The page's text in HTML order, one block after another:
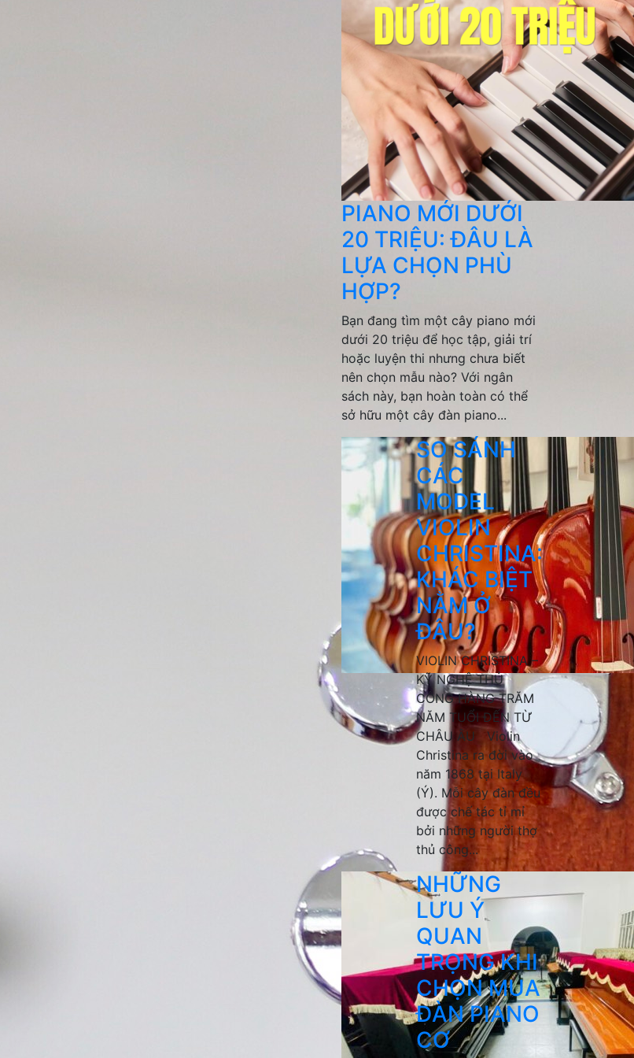
PIANO MỚI DƯỚI
20 TRIỆU: ĐÂU LÀ
LỰA CHỌN PHÙ
HỢP?
Bạn đang tìm một cây piano mới
dưới 20 triệu để học tập, giải trí
hoặc luyện thi nhưng chưa biết
nên chọn mẫu nào? Với ngân
sách này, bạn hoàn toàn có thể
sở hữu một cây đàn piano...
SO SÁNH
CÁC
MODEL
VIOLIN
CHRISTINA:
KHÁC BIỆT
NẰM Ở
ĐÂU?
VIOLIN CHRISTINA –
KỸ NGHỆ THỦ
CÔNG HÀNG TRĂM
NĂM TUỔI ĐẾN TỪ
CHÂU ÂU Violin
Christina ra đời vào
năm 1868 tại Italy
(Ý). Mỗi cây đàn đều
được chế tác tỉ mỉ
bởi những người thợ
thủ công...
NHỮNG
LƯU Ý
QUAN
TRỌNG KHI
CHỌN MUA
ĐÀN PIANO
CƠ